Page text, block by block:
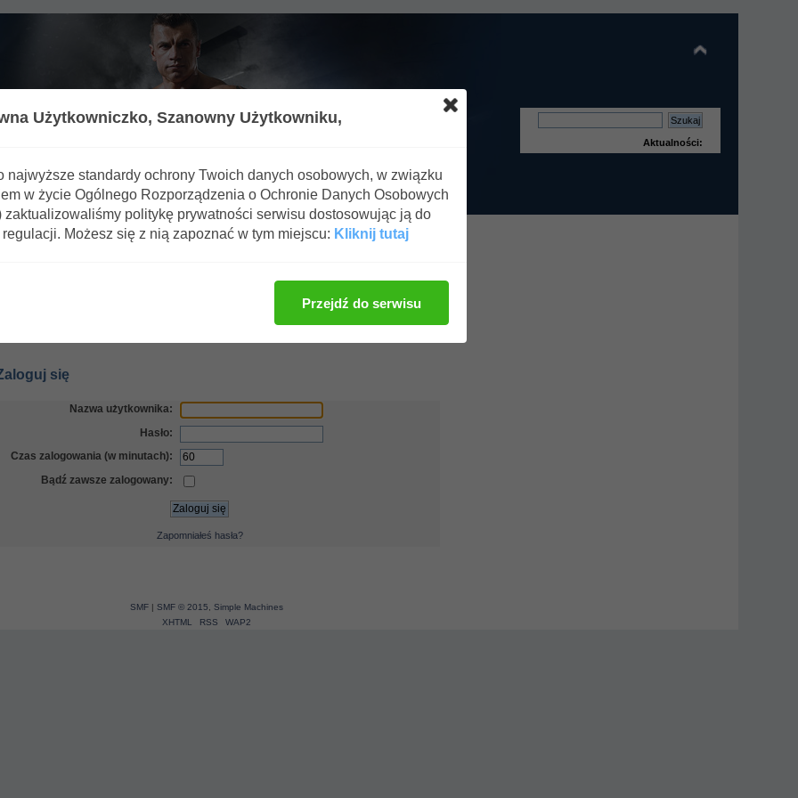
Aktualności:
się
Nazwa użytkownika:
Hasło:
Czas zalogowania (w minutach):
Bądź zawsze zalogowany:
Zapomniałeś hasła?
SMF| SMF © 2015
Simple Machines
XHTML
RSS WAP2
Użytkowniczko, Szanowny Użytkowniku,
najwyższe standardy ochrony Twoich danych osobowych, w związku
w życie Ogólnego Rozporządzenia o Ochronie Danych Osobowych
zaktualizowaliśmy politykę prywatności serwisu dostosowując ją do
Możesz się z nią zapoznać w tym miejscu: Kliknij tutaj
Przejdź do serwisu